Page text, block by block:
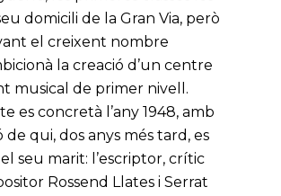
domicili de la Gran Via, però
el creixent nombre
la creació d’un centre
musical de primer nivell.
es concretà l’any 1948, amb
de qui, dos anys més tard, es
seu marit: l’escriptor, crític
Rossend Llates i Serrat